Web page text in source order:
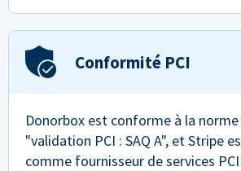
Conformité PCI
Donorbox est conforme à la norme
"validation PCI : SAQ A", et Stripe
comme fournisseur de services